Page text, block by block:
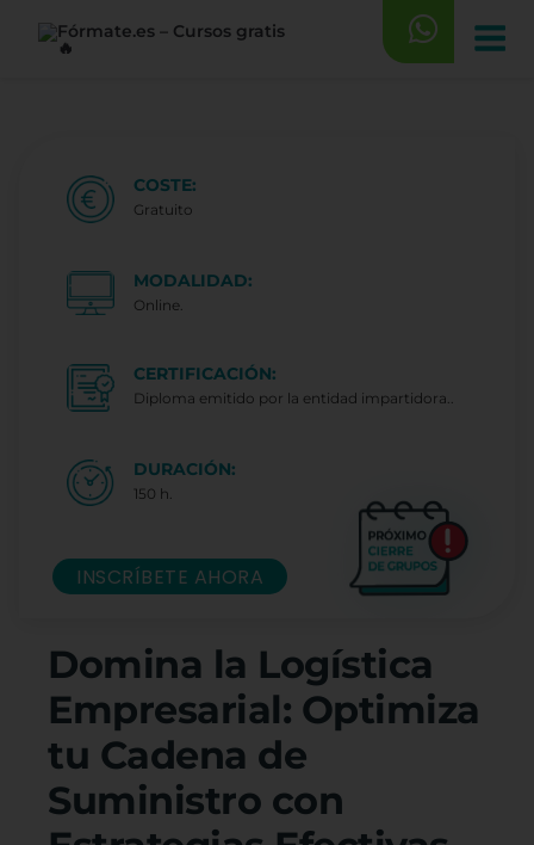
Domina la Logística
Empresarial: Optimiza
tu Cadena de
Suministro con
COSTE:
Gratuito
MODALIDAD:
Online.
CERTIFICACIÓN:
Diploma emitido por la entidad impartidora..
DURACIÓN:
150 h.
INSCRÍBETE AHORA